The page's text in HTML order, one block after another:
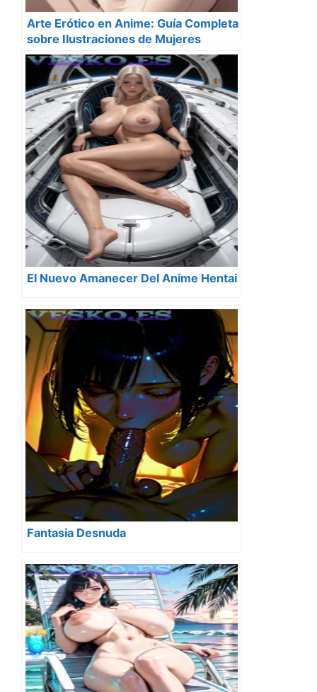
Arte Erótico en Anime: Guía Completa
sobre Ilustraciones de Mujeres
Desnudas Estilo Anime
El Nuevo Amanecer Del Anime Hentai
Fantasia Desnuda